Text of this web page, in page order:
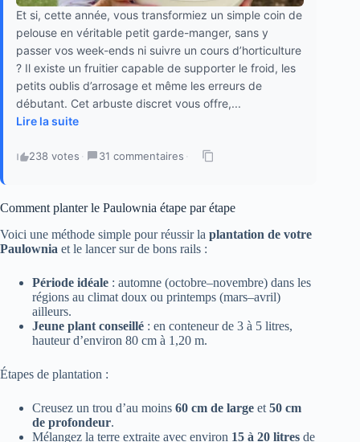
Et si, cette année, vous transformiez un simple coin de
pelouse en véritable petit garde-manger, sans y
passer vos week-ends ni suivre un cours d’horticulture
? Il existe un fruitier capable de supporter le froid, les
petits oublis d’arrosage et même les erreurs de
débutant. Cet arbuste discret vous offre,...
Lire la suite
238 votes · 31 commentaires ·
Comment planter le Paulownia étape par étape
Voici une méthode simple pour réussir la plantation de votre
Paulownia et le lancer sur de bons rails :
Période idéale : automne (octobre–novembre) dans les
régions au climat doux ou printemps (mars–avril)
ailleurs.
Jeune plant conseillé : en conteneur de 3 à 5 litres,
hauteur d’environ 80 cm à 1,20 m.
Étapes de plantation :
Creusez un trou d’au moins 60 cm de large et 50 cm
de profondeur.
Mélangez la terre extraite avec environ 15 à 20 litres de